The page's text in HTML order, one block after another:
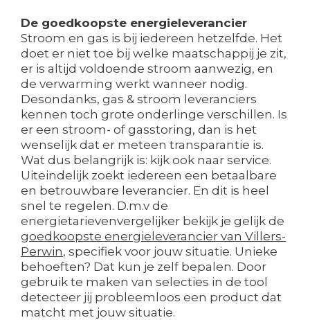
De goedkoopste energieleverancier
Stroom en gas is bij iedereen hetzelfde. Het
doet er niet toe bij welke maatschappij je zit,
er is altijd voldoende stroom aanwezig, en
de verwarming werkt wanneer nodig.
Desondanks, gas & stroom leveranciers
kennen toch grote onderlinge verschillen. Is
er een stroom- of gasstoring, dan is het
wenselijk dat er meteen transparantie is.
Wat dus belangrijk is: kijk ook naar service.
Uiteindelijk zoekt iedereen een betaalbare
en betrouwbare leverancier. En dit is heel
snel te regelen. D.m.v de
energietarievenvergelijker bekijk je gelijk de
goedkoopste energieleverancier van Villers-
Perwin, specifiek voor jouw situatie. Unieke
behoeften? Dat kun je zelf bepalen. Door
gebruik te maken van selecties in de tool
detecteer jij probleemloos een product dat
matcht met jouw situatie.